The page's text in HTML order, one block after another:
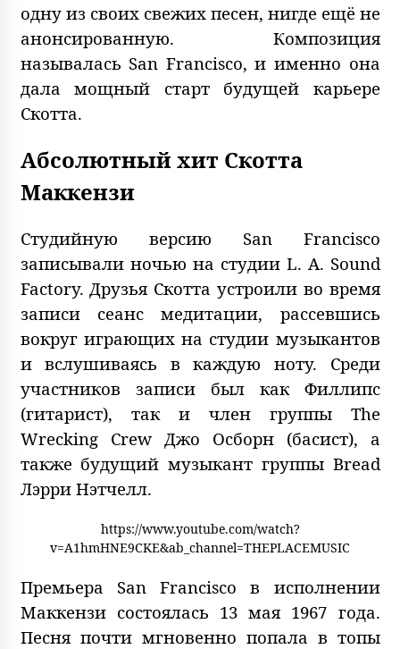
одну из своих свежих песен, нигде ещё не
анонсированную. Композиция
называлась San Francisco, и именно она
дала мощный старт будущей карьере
Скотта.
Абсолютный хит Скотта
Маккензи
Студийную версию San Francisco
записывали ночью на студии L. A. Sound
Factory. Друзья Скотта устроили во время
записи сеанс медитации, рассевшись
вокруг играющих на студии музыкантов
и вслушиваясь в каждую ноту. Среди
участников записи был как Филлипс
(гитарист), так и член группы The
Wrecking Crew Джо Осборн (басист), а
также будущий музыкант группы Bread
Лэрри Нэтчелл.
https://www.youtube.com/watch?
v=A1hmHNE9CKE&ab_channel=THEPLACEMUSIC
Премьера San Francisco в исполнении
Маккензи состоялась 13 мая 1967 года.
Песня почти мгновенно попала в топы